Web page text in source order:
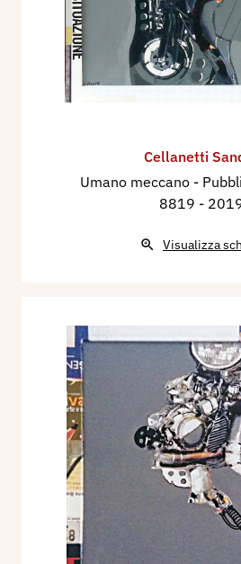
Cellanetti
Umano meccano -
8819 -
Visualizza